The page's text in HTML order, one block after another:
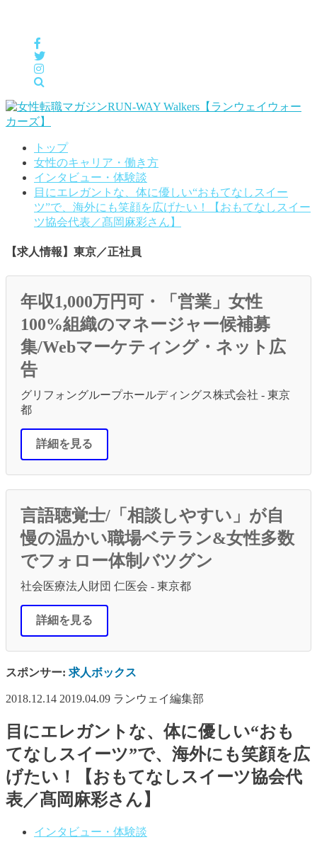
トップ
女性のキャリア・働き方
インタビュー・体験談
目にエレガントな、体に優しい“おもてなしスイー
ツ”で、海外にも笑顔を広げたい！【おもてなしスイー
ツ協会代表／髙岡麻彩さん】
【求人情報】東京／正社員
年収1,000万円可・「営業」女性
100%組織のマネージャー候補募
集/Webマーケティング・ネット広
告
グリフォングループホールディングス株式会社 - 東京
都
詳細を見る
言語聴覚士/「相談しやすい」が自
慢の温かい職場ベテラン&女性多数
でフォロー体制バツグン
社会医療法人財団 仁医会 - 東京都
詳細を見る
スポンサー: 求人ボックス
2018.12.14 2019.04.09 ランウェイ編集部
目にエレガントな、体に優しい“おも
てなしスイーツ”で、海外にも笑顔を広
げたい！【おもてなしスイーツ協会代
表／髙岡麻彩さん】
インタビュー・体験談